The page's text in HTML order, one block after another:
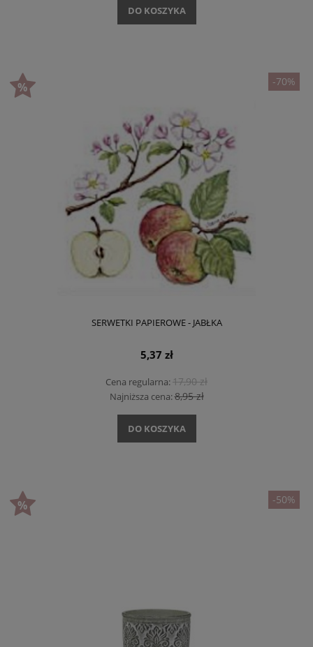
DO KOSZYKA
SERWETKI PAPIEROWE - JABŁKA
5,37 zł
Cena regularna:17,90 zł
Najniższa cena:8,95 zł
DO KOSZYKA
-70%
-50%